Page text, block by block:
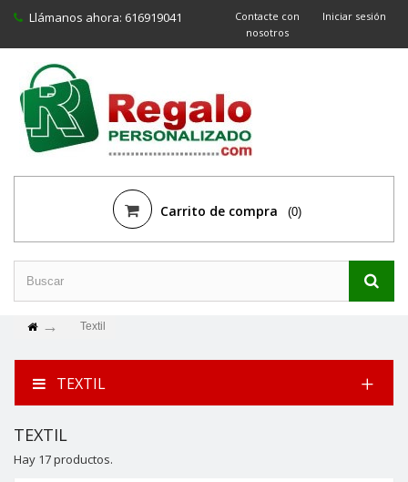
Iniciar sesión
Contacte con
nosotros
Llámanos ahora: 616919041
Carrito de compra (0)
Textil
TEXTIL
TEXTIL
Hay 17 productos.